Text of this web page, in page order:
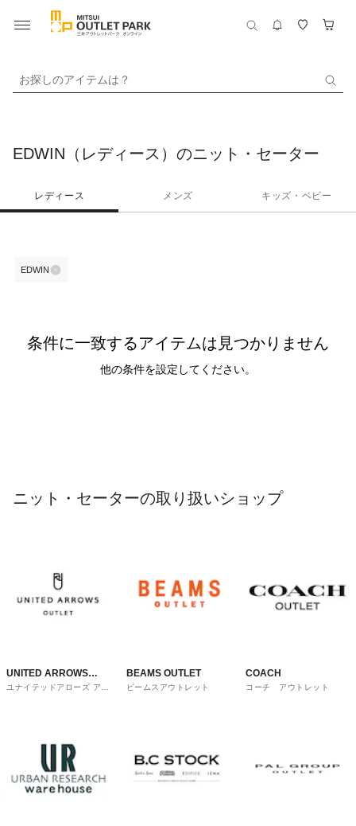
お探しのアイテムは？
EDWIN（レディース）のニット・セーター
レディース メンズ キッズ・ベビー
EDWIN
条件に一致するアイテムは見つかりません
他の条件を設定してください。
ニット・セーターの取り扱いショップ
UNITED ARROWS
OUTLET
ユナイテッドアローズ アウ
BEAMS OUTLET
ビームスアウトレット
COACH
コーチ アウトレット